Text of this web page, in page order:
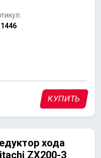
КУПИТЬ
хода
ZX200-3